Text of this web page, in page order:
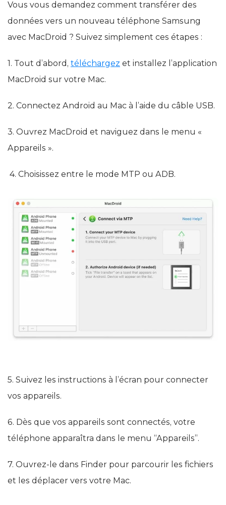
Vous vous demandez comment transférer des
données vers un nouveau téléphone Samsung
avec MacDroid ? Suivez simplement ces étapes :
1. Tout d’abord, téléchargez et installez l’application
MacDroid sur votre Mac.
2. Connectez Android au Mac à l’aide du câble USB.
3. Ouvrez MacDroid et naviguez dans le menu «
Appareils ».
4. Choisissez entre le mode MTP ou ADB.
5. Suivez les instructions à l’écran pour connecter
vos appareils.
6. Dès que vos appareils sont connectés, votre
téléphone apparaîtra dans le menu “Appareils”.
7. Ouvrez-le dans Finder pour parcourir les fichiers
et les déplacer vers votre Mac.